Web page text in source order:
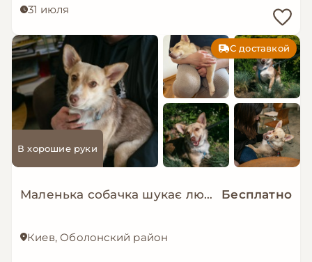
31 июля
С доставкой
В хорошие руки
Маленька собачка шукає люблячу і надійну родину! Бесплатно
Киев, Оболонский район